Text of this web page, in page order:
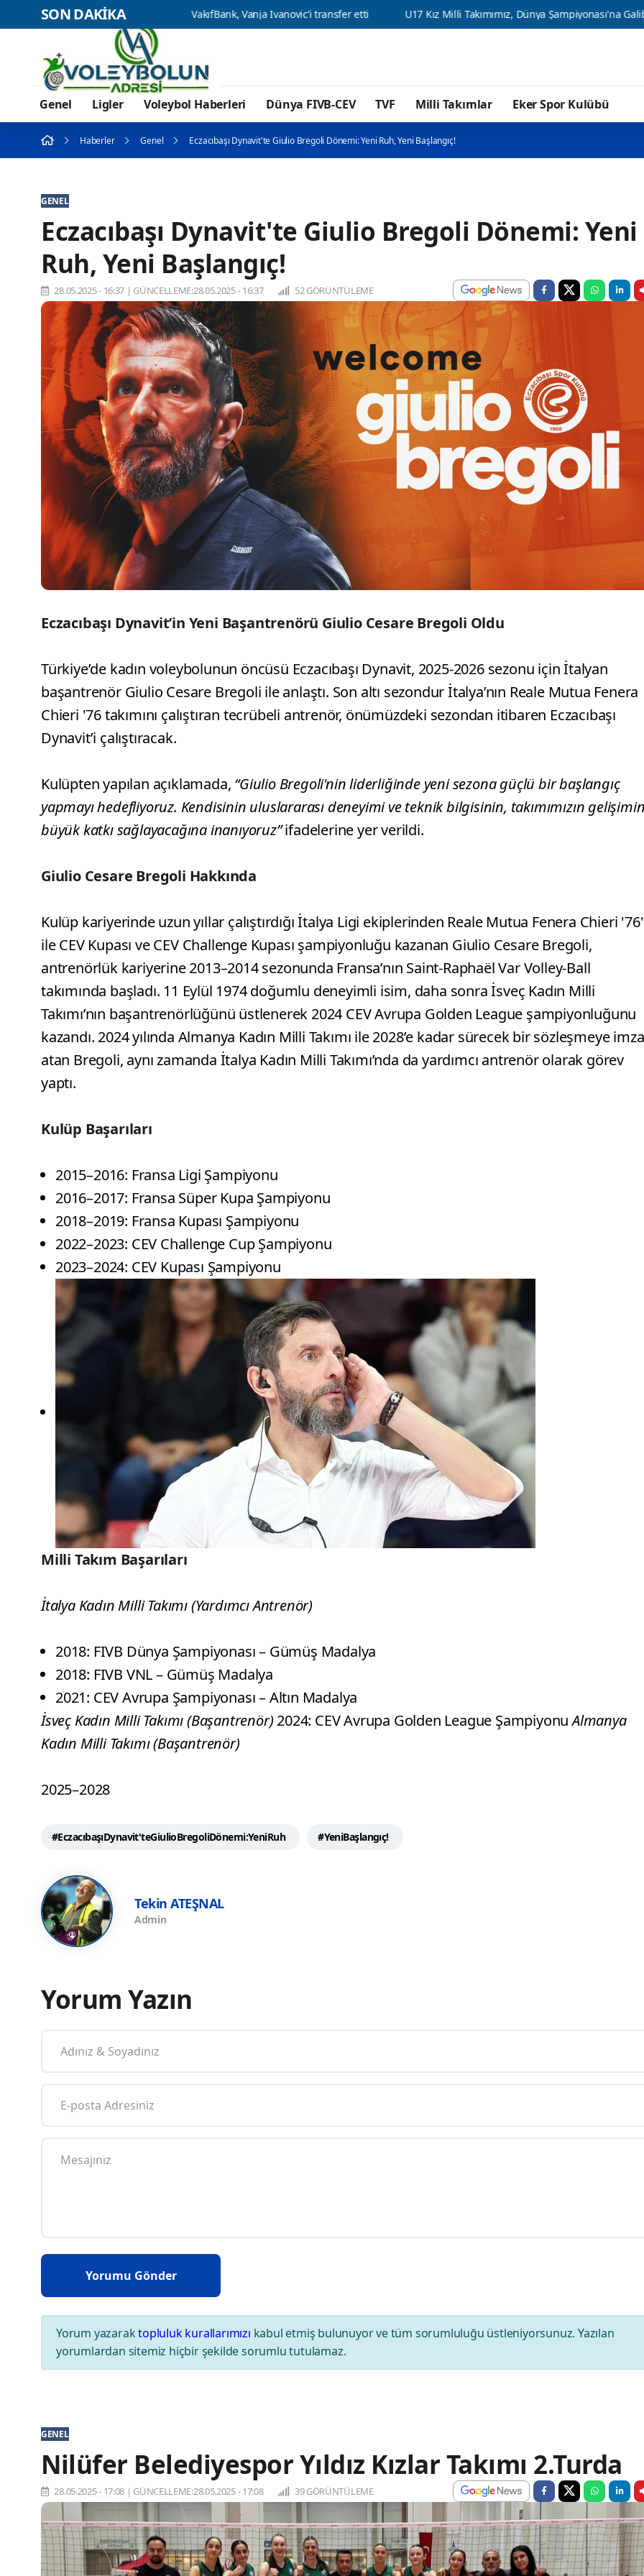
SON DAKİKA
olarak açıkladı VakıfBank, Vanja Ivanovic’i transfer etti U17 Kız Milli Takımımız, Dünya Şampiyonası'na Galibiyetle Başladı
Genel Ligler Voleybol Haberleri Dünya FIVB-CEV TVF Milli Takımlar Eker Spor Kulübü
Haberler Genel Eczacıbaşı Dynavit'te Giulio Bregoli Dönemi: Yeni Ruh, Yeni Başlangıç!
GENEL
Eczacıbaşı Dynavit'te Giulio Bregoli Dönemi: Yeni
Ruh, Yeni Başlangıç!
28.05.2025 - 16:37 | GÜNCELLEME:28.05.2025 - 16:37 52 GÖRÜNTÜLEME
Eczacıbaşı Dynavit’in Yeni Başantrenörü Giulio Cesare Bregoli Oldu
Türkiye’de kadın voleybolunun öncüsü Eczacıbaşı Dynavit, 2025-2026 sezonu için İtalyan
başantrenör Giulio Cesare Bregoli ile anlaştı. Son altı sezondur İtalya’nın Reale Mutua Fenera
Chieri '76 takımını çalıştıran tecrübeli antrenör, önümüzdeki sezondan itibaren Eczacıbaşı
Dynavit’i çalıştıracak.
Kulüpten yapılan açıklamada, “Giulio Bregoli'nin liderliğinde yeni sezona güçlü bir başlangıç
yapmayı hedefliyoruz. Kendisinin uluslararası deneyimi ve teknik bilgisinin, takımımızın
büyük katkı sağlayacağına inanıyoruz”ifadelerine yer verildi.
Giulio Cesare Bregoli Hakkında
Kulüp kariyerinde uzun yıllar çalıştırdığı İtalya Ligi ekiplerinden Reale Mutua Fenera Chieri '76'
ile CEV Kupası ve CEV Challenge Kupası şampiyonluğu kazanan Giulio Cesare Bregoli,
antrenörlük kariyerine 2013–2014 sezonunda Fransa’nın Saint-Raphaël Var Volley-Ball
takımında başladı. 11 Eylül 1974 doğumlu deneyimli isim, daha sonra İsveç Kadın Milli
Takımı’nın başantrenörlüğünü üstlenerek 2024 CEV Avrupa Golden League şampiyonluğunu
kazandı. 2024 yılında Almanya Kadın Milli Takımı ile 2028’e kadar sürecek bir sözleşmeye imza
atan Bregoli, aynı zamanda İtalya Kadın Milli Takımı’nda da yardımcı antrenör olarak görev
yaptı.
Kulüp Başarıları
2015–2016: Fransa Ligi Şampiyonu
2016–2017: Fransa Süper Kupa Şampiyonu
2018–2019: Fransa Kupası Şampiyonu
2022–2023: CEV Challenge Cup Şampiyonu
2023–2024: CEV Kupası Şampiyonu
Milli Takım Başarıları
İtalya Kadın Milli Takımı (Yardımcı Antrenör)
2018: FIVB Dünya Şampiyonası – Gümüş Madalya
2018: FIVB VNL – Gümüş Madalya
2021: CEV Avrupa Şampiyonası – Altın Madalya
İsveç Kadın Milli Takımı (Başantrenör) 2024: CEV Avrupa Golden League ŞampiyonuAlmanya
Kadın Milli Takımı (Başantrenör)
2025–2028
#EczacıbaşıDynavit'teGiulioBregoliDönemi:YeniRuh #YeniBaşlangıç!
Tekin ATEŞNAL
Admin
Yorum Yazın
Yorum yazaraktopluluk kurallarımızı kabul etmiş bulunuyor ve tüm sorumluluğu üstleniyorsunuz. Yazılan
yorumlardan sitemiz hiçbir şekilde sorumlu tutulamaz.
GENEL
Nilüfer Belediyespor Yıldız Kızlar Takımı 2.Turda
28.05.2025 - 17:08 | GÜNCELLEME:28.05.2025 - 17:08 39 GÖRÜNTÜLEME